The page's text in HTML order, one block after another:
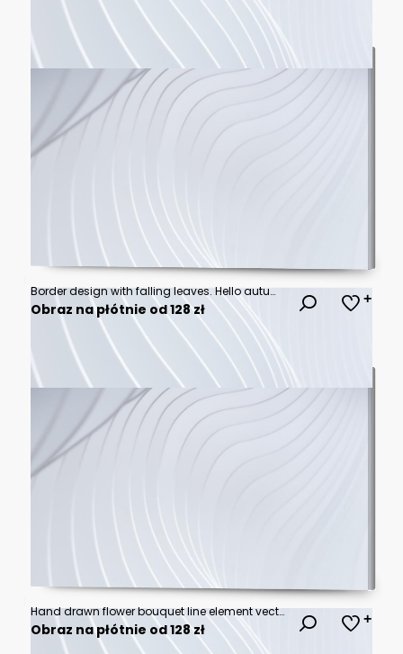
Border design with falling leaves. Hello autumn banner with faded wood foliage. Flying and dropping down forest leafage. Fall theme background. Autumnal nature edge template. Flat vector illustration
Obraz na płótnie od 128 zł
Hand drawn flower bouquet line element vector. Collection of foliage, leaves branch, wildflower, poppy, peony, eucalyptus. Spring blossom illustration design for logo, wedding, tattoo, decor.
Obraz na płótnie od 128 zł